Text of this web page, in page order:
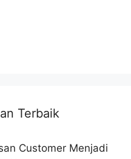
Terbaik
Customer Menjadi